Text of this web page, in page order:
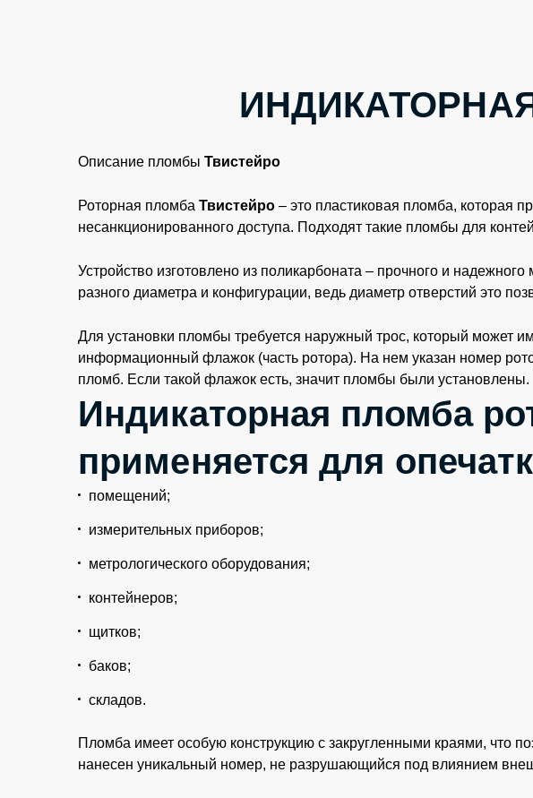
Описание пломбы Твистейро
Роторная пломба Твистейро – это пластиковая пломба, которая
несанкционированного доступа. Подходят такие пломбы для
Устройство изготовлено из поликарбоната – прочного и
разного диаметра и конфигурации, ведь диаметр отверстий это
Для установки пломбы требуется наружный трос, который может
информационный флажок (часть ротора). На нем указан номер
пломб. Если такой флажок есть, значит пломбы были установлены.
Индикаторная пломба
применяется для
помещений;
измерительных приборов;
метрологического оборудования;
контейнеров;
щитков;
баков;
складов.
Пломба имеет особую конструкцию с закругленными краями, что
нанесен уникальный номер, не разрушающийся под влиянием